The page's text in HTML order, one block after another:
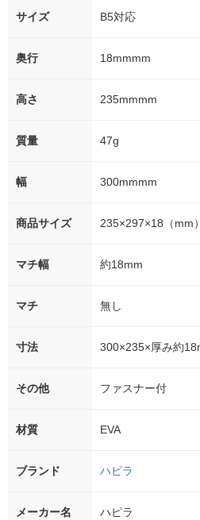
サイズ B5対応
奥行 18mmmm
高さ 235mmmm
質量 47g
幅 300mmmm
商品サイズ 235×297×18（mm）
マチ幅 約18mm
マチ 無し
寸法 300×235×厚み約
その他 ファスナー付
材質 EVA
ブランド ハピラ
メーカー名 ハピラ